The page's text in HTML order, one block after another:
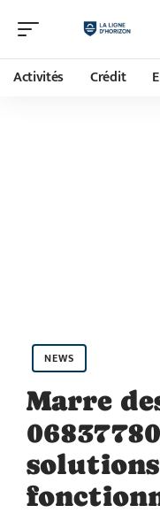
Activités Crédit
NEWS
Marre